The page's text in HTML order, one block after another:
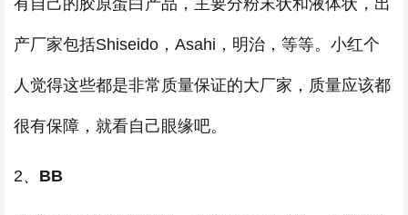
产厂家包括Shiseido，Asahi，明治，等等。小红个
人觉得这些都是非常质量保证的大厂家，质量应该都
很有保障，就看自己眼缘吧。
2、 BB